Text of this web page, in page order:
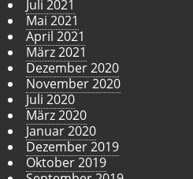
Juli 2021
Mai 2021
April 2021
März 2021
Dezember 2020
November 2020
Juli 2020
März 2020
Januar 2020
Dezember 2019
Oktober 2019